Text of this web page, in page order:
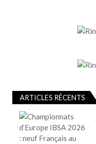
ARTICLES RÉCENTS